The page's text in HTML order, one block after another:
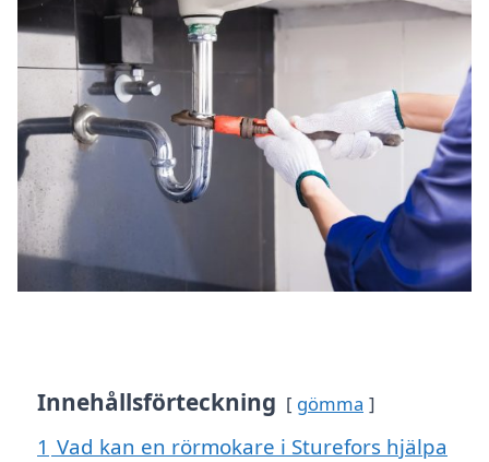
Innehållsförteckning gömma
1 Vad kan en rörmokare i Sturefors hjälpa